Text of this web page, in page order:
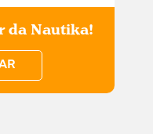
da Nautika!